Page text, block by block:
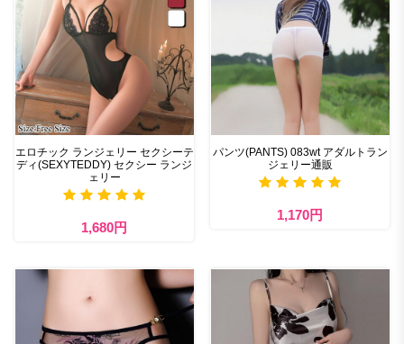
エロチック ランジェリー セクシーテ
ディ(SEXYTEDDY) セクシー ランジ
ェリー
1,680円
パンツ(PANTS) 083wt アダルトラン
ジェリー通販
1,170円